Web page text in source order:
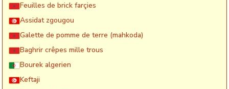
Feuilles de brick farçies
Assidat zgougou
Galette de pomme de terre (mahkoda)
Baghrir crêpes mille trous
Bourek algerien
Keftaji